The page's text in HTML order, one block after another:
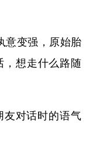
意变强，原始胎
，想走什么路随
友对话时的语气